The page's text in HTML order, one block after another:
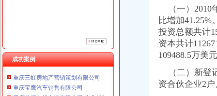
成功案例
重庆海谛升进出口贸易有限公司 渝北100万 （进出口权）
重庆奕欣锦诚商贸有限公司 渝九50万 （工商注册）
重庆信同广告有限公司 渝沙50万 （工商注册）
重庆宝鹰汽车销售有限公司
重庆鸽牌电线电缆有限公司 渝北10010万 (进出口权)
（一）2010
比增加41.25%
投资总额共计
资本共计
109488.5万美
（二）新登
资合伙企业2